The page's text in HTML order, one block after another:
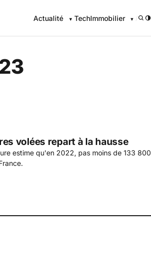
économique
Actualité TechImmobilier /
volées repart à la hausse
estime qu'en 2022, pas moins de 133 800